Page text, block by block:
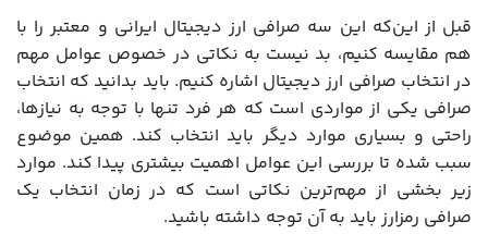
قبل از این‌که این سه صرافی ارز دیجیتال ایرانی و معتبر را با
هم مقایسه کنیم، بد نیست به نکاتی در خصوص عوامل مهم
در انتخاب صرافی ارز دیجیتال اشاره کنیم. باید بدانید که انتخاب
صرافی یکی از مواردی است که هر فرد تنها با توجه به نیازها،
راحتی و بسیاری موارد دیگر باید انتخاب کند. همین موضوع
سبب شده تا بررسی این عوامل اهمیت بیشتری پیدا کند. موارد
زیر بخشی از مهم‌ترین نکاتی است که در زمان انتخاب یک
صرافی رمزارز باید به آن توجه داشته باشید.